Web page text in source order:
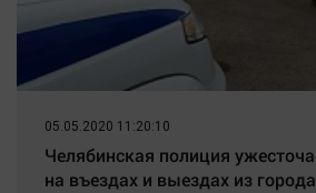
05.05.2020 11:20:10
Челябинская полиция
на въездах и выездах из города